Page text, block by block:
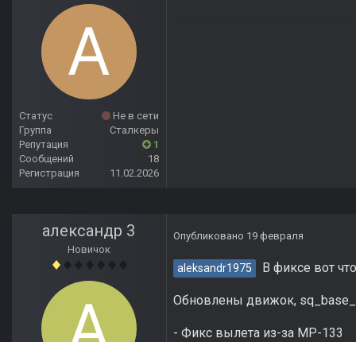
Статус
Не в сети
Группа
Сталкеры
Репутация
1
Сообщений
18
Регистрация
11.02.2026
александр 3
Новичок
Опубликовано 19 февраля
aleksandr1975 В фиксе вот
Обновлены движок,
- Фикс вылета из-за MP-133